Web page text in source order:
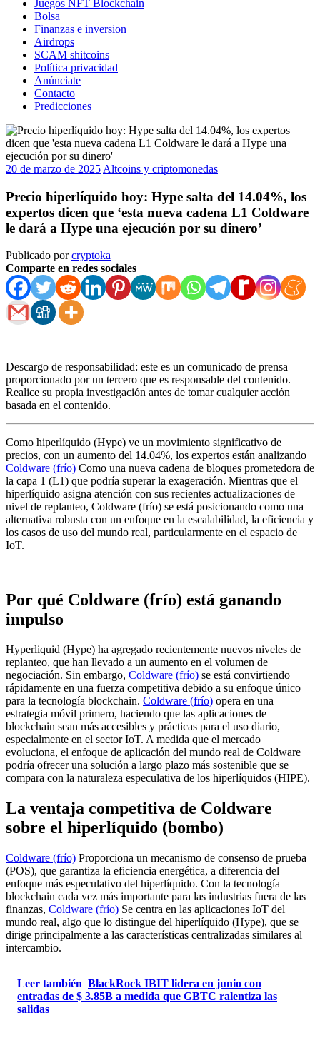
Juegos NFT Blockchain
Bolsa
Finanzas e inversion
Airdrops
SCAM shitcoins
Política privacidad
Anúnciate
Contacto
Predicciones
20 de marzo de 2025 Altcoins y criptomonedas
Precio hiperlíquido hoy: Hype salta del 14.04%, los
expertos dicen que ‘esta nueva cadena L1 Coldware
le dará a Hype una ejecución por su dinero’
Publicado porcryptoka
Comparte en redes sociales
Descargo de responsabilidad: este es un comunicado de prensa
proporcionado por un tercero que es responsable del contenido.
Realice su propia investigación antes de tomar cualquier acción
basada en el contenido.
Como hiperlíquido (Hype) ve un movimiento significativo de
precios, con un aumento del 14.04%, los expertos están analizando
Coldware (frío) Como una nueva cadena de bloques prometedora de
la capa 1 (L1) que podría superar la exageración. Mientras que el
hiperlíquido asigna atención con sus recientes actualizaciones de
nivel de replanteo, Coldware (frío) se está posicionando como una
alternativa robusta con un enfoque en la escalabilidad, la eficiencia y
los casos de uso del mundo real, particularmente en el espacio de
IoT.
Por qué Coldware (frío) está ganando
impulso
Hyperliquid (Hype) ha agregado recientemente nuevos niveles de
replanteo, que han llevado a un aumento en el volumen de
negociación. Sin embargo, Coldware (frío) se está convirtiendo
rápidamente en una fuerza competitiva debido a su enfoque único
para la tecnología blockchain. Coldware (frío) opera en una
estrategia móvil primero, haciendo que las aplicaciones de
blockchain sean más accesibles y prácticas para el uso diario,
especialmente en el sector IoT. A medida que el mercado
evoluciona, el enfoque de aplicación del mundo real de Coldware
podría ofrecer una solución a largo plazo más sostenible que se
compara con la naturaleza especulativa de los hiperlíquidos (HIPE).
La ventaja competitiva de Coldware
sobre el hiperlíquido (bombo)
Coldware (frío) Proporciona un mecanismo de consenso de prueba
(POS), que garantiza la eficiencia energética, a diferencia del
enfoque más especulativo del hiperlíquido. Con la tecnología
blockchain cada vez más importante para las industrias fuera de las
finanzas, Coldware (frío) Se centra en las aplicaciones IoT del
mundo real, algo que lo distingue del hiperlíquido (Hype), que se
dirige principalmente a las características centralizadas similares al
intercambio.
Leer también BlackRock IBIT lidera en junio con
entradas de $ 3.85B a medida que GBTC ralentiza las
salidas